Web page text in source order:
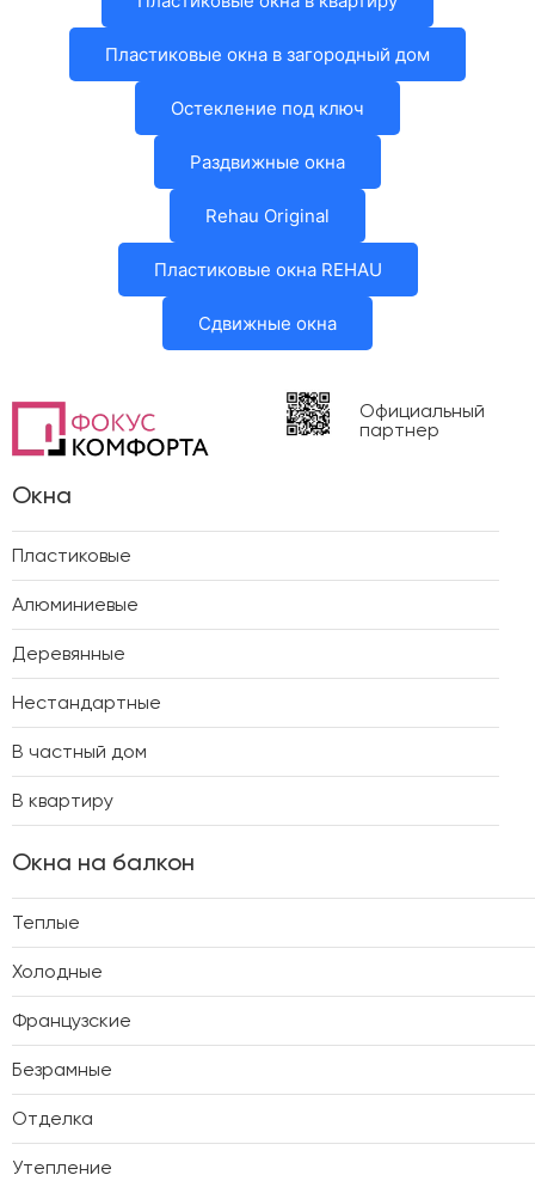
Пластиковые окна в загородный дом
Остекление под ключ
Раздвижные окна
Rehau Original
Пластиковые окна REHAU
Сдвижные окна
Официальный
партнер
Окна
Пластиковые
Алюминиевые
Деревянные
Нестандартные
В частный дом
В квартиру
Окна на балкон
Теплые
Холодные
Французские
Безрамные
Отделка
Утепление